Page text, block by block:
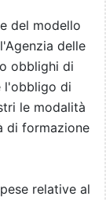
del modello
delle
obblighi di
l'obbligo di
le modalità
di formazione
relative al